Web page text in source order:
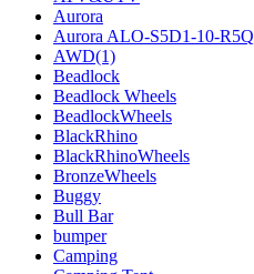
Aurora
Aurora ALO-S5D1-10-R5Q
AWD(1)
Beadlock
Beadlock Wheels
BeadlockWheels
BlackRhino
BlackRhinoWheels
BronzeWheels
Buggy
Bull Bar
bumper
Camping